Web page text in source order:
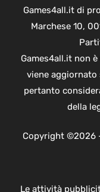
Games4all.it di
Marchese 10,
Games4all.it non
viene aggiornato
pertanto
della
Copyright
Le attività